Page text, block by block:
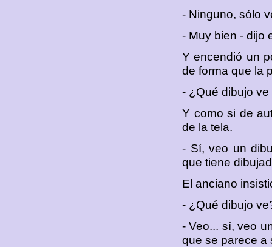
- Ninguno, sólo
- Muy bien - dijo
Y encendió un
de forma que la
- ¿Qué dibujo
Y como si de
de la tela.
- Sí, veo un
que tiene
El anciano
- ¿Qué dibujo
- Veo... sí, veo
que se parece a